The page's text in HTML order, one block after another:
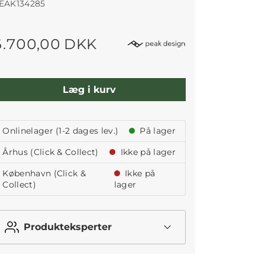
DKK
Læg i kurv
Onlinelager (1-2 dages lev.)
På lager
Århus (Click & Collect)
Ikke på lager
København (Click &
Collect)
Ikke på
lager
Produkteksperter